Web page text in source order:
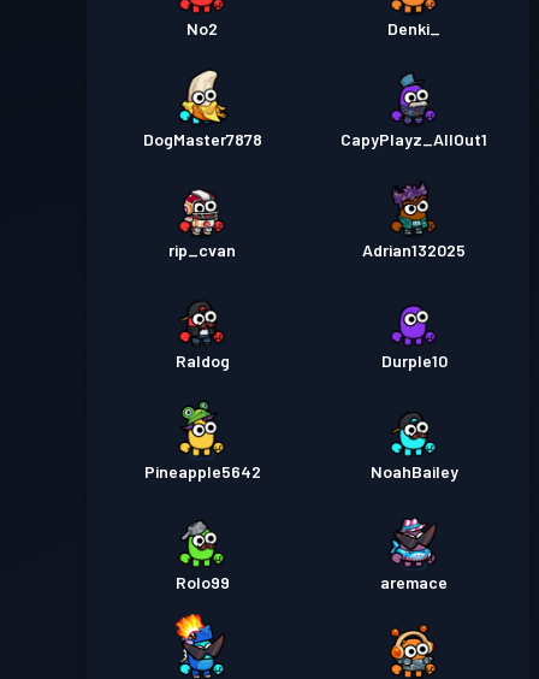
No2 Denki_
DogMaster7878 CapyPlayz_AllOut1
rip_cvan Adrian132025
Raldog Durple10
Pineapple5642 NoahBailey
Rolo99 aremace